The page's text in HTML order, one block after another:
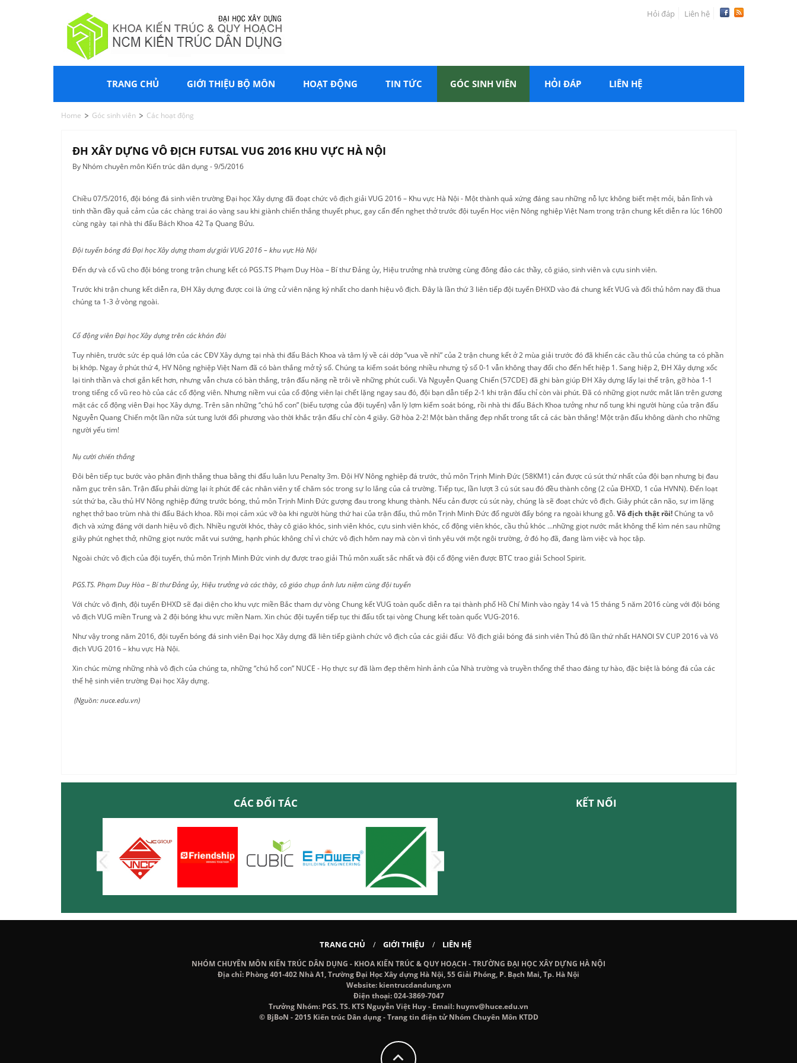
Hỏi đáp Liên hệ
TRANG CHỦ GIỚI THIỆU BỘ MÔN HOẠT ĐỘNG TIN TỨC GÓC SINH VIÊN HỎI ĐÁP LIÊN HỆ
Home Góc sinh viên Các hoạt động
ĐH XÂY DỰNG VÔ ĐỊCH FUTSAL VUG 2016 KHU VỰC HÀ NỘI
By Nhóm chuyên môn Kiến trúc dân dụng - 9/5/2016
Chiều 07/5/2016, đội bóng đá sinh viên trường Đại học Xây dựng đã đoạt chức vô địch giải VUG 2016 – Khu vực Hà Nội - Một thành quả xứng đáng sau những nỗ lực không biết mệt mỏi, bản lĩnh và
tinh thần đầy quả cảm của các chàng trai áo vàng sau khi giành chiến thắng thuyết phục, gay cấn đến nghẹt thở trước đội tuyển Học viện Nông nghiệp Việt Nam trong trận chung kết diễn ra lúc 16h00
cùng ngày tại nhà thi đấu Bách Khoa 42 Tạ Quang Bửu.
Đội tuyển bóng đá Đại học Xây dựng tham dự giải VUG 2016 – khu vực Hà Nội
Đến dự và cổ vũ cho đội bóng trong trận chung kết có PGS.TS Phạm Duy Hòa – Bí thư Đảng ủy, Hiệu trưởng nhà trường cùng đông đảo các thầy, cô giáo, sinh viên và cựu sinh viên.
Trước khi trận chung kết diễn ra, ĐH Xây dựng được coi là ứng cử viên nặng ký nhất cho danh hiệu vô địch. Đây là lần thứ 3 liên tiếp đội tuyển ĐHXD vào đá chung kết VUG và đối thủ hôm nay đã thua
chúng ta 1-3 ở vòng ngoài.
Cổ động viên Đại học Xây dựng trên các khán đài
Tuy nhiên, trước sức ép quá lớn của các CĐV Xây dựng tại nhà thi đấu Bách Khoa và tâm lý về cái dớp “vua về nhì” của 2 trận chung kết ở 2 mùa giải trước đó đã khiến các cầu thủ của chúng ta có phần
bị khớp. Ngay ở phút thứ 4, HV Nông nghiệp Việt Nam đã có bàn thắng mở tỷ số. Chúng ta kiểm soát bóng nhiều nhưng tỷ số 0-1 vẫn không thay đổi cho đến hết hiệp 1. Sang hiệp 2, ĐH Xây dựng xốc
lại tinh thần và chơi gắn kết hơn, nhưng vẫn chưa có bàn thắng, trận đấu nặng nề trôi về những phút cuối. Và Nguyễn Quang Chiến (57CDE) đã ghi bàn giúp ĐH Xây dựng lấy lại thế trận, gỡ hòa 1-1
trong tiếng cổ vũ reo hò của các cổ động viên. Nhưng niềm vui của cổ động viên lại chết lặng ngay sau đó, đội bạn dẫn tiếp 2-1 khi trận đấu chỉ còn vài phút. Đã có những giọt nước mắt lăn trên gương
mặt các cổ động viên Đại học Xây dựng. Trên sân những “chú hổ con” (biểu tượng của đội tuyển) vẫn lỳ lợm kiểm soát bóng, rồi nhà thi đấu Bách Khoa tưởng như nổ tung khi người hùng của trận đấu
Nguyễn Quang Chiến một lần nữa sút tung lưới đối phương vào thời khắc trận đấu chỉ còn 4 giây. Gỡ hòa 2-2! Một bàn thắng đẹp nhất trong tất cả các bàn thắng! Một trận đấu không dành cho những
người yếu tim!
Nụ cười chiến thắng
Đôi bên tiếp tục bước vào phân định thắng thua bằng thi đấu luân lưu Penalty 3m. Đội HV Nông nghiệp đá trước, thủ môn Trịnh Minh Đức (58KM1) cản được cú sút thứ nhất của đội bạn nhưng bị đau
nằm gục trên sân. Trận đấu phải dừng lại ít phút để các nhân viên y tế chăm sóc trong sự lo lắng của cả trường. Tiếp tục, lần lượt 3 cú sút sau đó đều thành công (2 của ĐHXD, 1 của HVNN). Đến loạt
sút thứ ba, cầu thủ HV Nông nghiệp đứng trước bóng, thủ môn Trịnh Minh Đức gượng đau trong khung thành. Nếu cản được cú sút này, chúng là sẽ đoạt chức vô địch. Giây phút cân não, sự im lặng
nghẹt thở bao trùm nhà thi đấu Bách khoa. Rồi mọi cảm xúc vỡ òa khi người hùng thứ hai của trận đấu, thủ môn Trịnh Minh Đức đổ người đẩy bóng ra ngoài khung gỗ.Vô địch thật rồi!Chúng ta vô
địch và xứng đáng với danh hiệu vô địch. Nhiều người khóc, thày cô giáo khóc, sinh viên khóc, cựu sinh viên khóc, cổ động viên khóc, cầu thủ khóc …những giọt nước mắt không thể kìm nén sau những
giây phút nghẹt thở, những giọt nước mắt vui sướng, hạnh phúc không chỉ vì chức vô địch hôm nay mà còn vì tình yêu với một ngôi trường, ở đó họ đã, đang làm việc và học tập.
Ngoài chức vô địch của đội tuyển, thủ môn Trịnh Minh Đức vinh dự được trao giải Thủ môn xuất sắc nhất và đội cổ động viên được BTC trao giải School Spirit.
PGS.TS. Phạm Duy Hòa – Bí thư Đảng ủy, Hiệu trưởng và các thầy, cô giáo chụp ảnh lưu niệm cùng đội tuyển
Với chức vô định, đội tuyển ĐHXD sẽ đại diện cho khu vực miền Bắc tham dự vòng Chung kết VUG toàn quốc diễn ra tại thành phố Hồ Chí Minh vào ngày 14 và 15 tháng 5 năm 2016 cùng với đội bóng
vô địch VUG miền Trung và 2 đội bóng khu vực miền Nam. Xin chúc đội tuyển tiếp tục thi đấu tốt tại vòng Chung kết toàn quốc VUG-2016.
Như vậy trong năm 2016, đội tuyển bóng đá sinh viên Đại học Xây dựng đã liên tiếp giành chức vô địch của các giải đấu: Vô địch giải bóng đá sinh viên Thủ đô lần thứ nhất HANOI SV CUP 2016 và Vô
địch VUG 2016 – khu vực Hà Nội.
Xin chúc mừng những nhà vô địch của chúng ta, những “chú hổ con” NUCE - Họ thực sự đã làm đẹp thêm hình ảnh của Nhà trường và truyền thống thể thao đáng tự hào, đặc biệt là bóng đá của các
thế hệ sinh viên trường Đại học Xây dựng.
(Nguồn: nuce.edu.vn)
CÁC ĐỐI TÁC KẾT NỐI
TRANG CHỦ / GIỚI THIỆU / LIÊN HỆ
NHÓM CHUYÊN MÔN KIẾN TRÚC DÂN DỤNG - KHOA KIẾN TRÚC & QUY HOẠCH - TRƯỜNG ĐẠI HỌC XÂY DỰNG HÀ NỘI
Địa chỉ: Phòng 401-402 Nhà A1, Trường Đại Học Xây dựng Hà Nội, 55 Giải Phóng, P. Bạch Mai, Tp. Hà Nội
Website: kientrucdandung.vn
Điện thoại: 024-3869-7047
Trưởng Nhóm: PGS. TS. KTS Nguyễn Việt Huy - Email: huynv@huce.edu.vn
© BjBoN - 2015 Kiến trúc Dân dụng - Trang tin điện tử Nhóm Chuyên Môn KTDD